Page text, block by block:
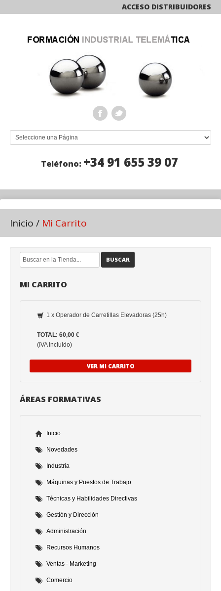
ACCESO DISTRIBUIDORES
Teléfono: +34 91 655 39 07
Inicio / Mi Carrito
BUSCAR
MI CARRITO
1 x Operador de Carretillas Elevadoras (25h)
TOTAL: 60,00 €
(IVA incluido)
VER MI CARRITO
ÁREAS FORMATIVAS
Inicio
Novedades
Industria
Máquinas y Puestos de Trabajo
Técnicas y Habilidades Directivas
Gestión y Dirección
Administración
Recursos Humanos
Ventas - Marketing
Comercio